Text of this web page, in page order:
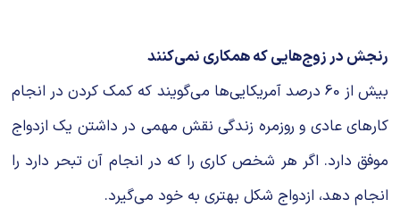
رنجش در زوج‌هایی که همکاری نمی‌کنند
بیش از 60 درصد آمریکایی‌ها می‌گویند که کمک کردن در انجام
كارهاى‌ عادى‌ و روزمره‌ زندگی نقش مهمی در داشتن یک ازدواج
موفق دارد. اگر هر شخص کاری را که در انجام آن تبحر دارد را
انجام دهد، ازدواج شکل بهتری به خود می‌گیرد.